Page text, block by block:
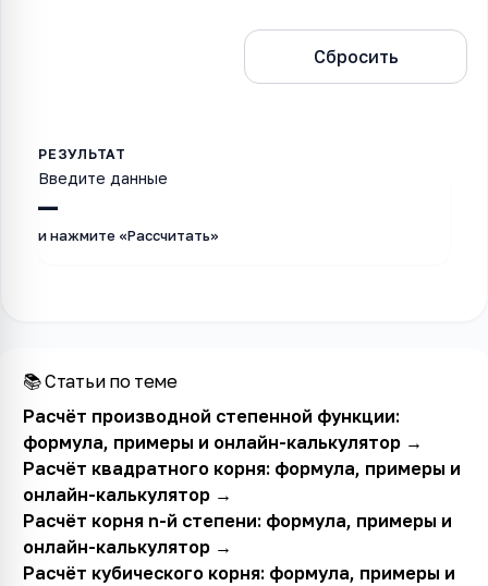
Сбросить
—
Введите данные
и нажмите «Рассчитать»
📚 Статьи по теме
Расчёт производной степенной функции:
формула, примеры и онлайн-калькулятор→
Расчёт квадратного корня: формула, примеры и
онлайн-калькулятор→
Расчёт корня n-й степени: формула, примеры и
онлайн-калькулятор→
Расчёт кубического корня: формула, примеры и